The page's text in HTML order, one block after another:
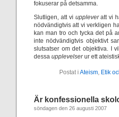
fokuserar på detsamma.
Slutligen, att vi uppleveratt vi
nödvändigtvis att vi verkligen
kan man tro och tycka det på
inte nödvändigtvis objektivt
slutsatser om det objektiva. I
dessa upplevelserur ett
Postat i Ateism, Etik
Är konfessionella
söndagen den 26 augusti 2007